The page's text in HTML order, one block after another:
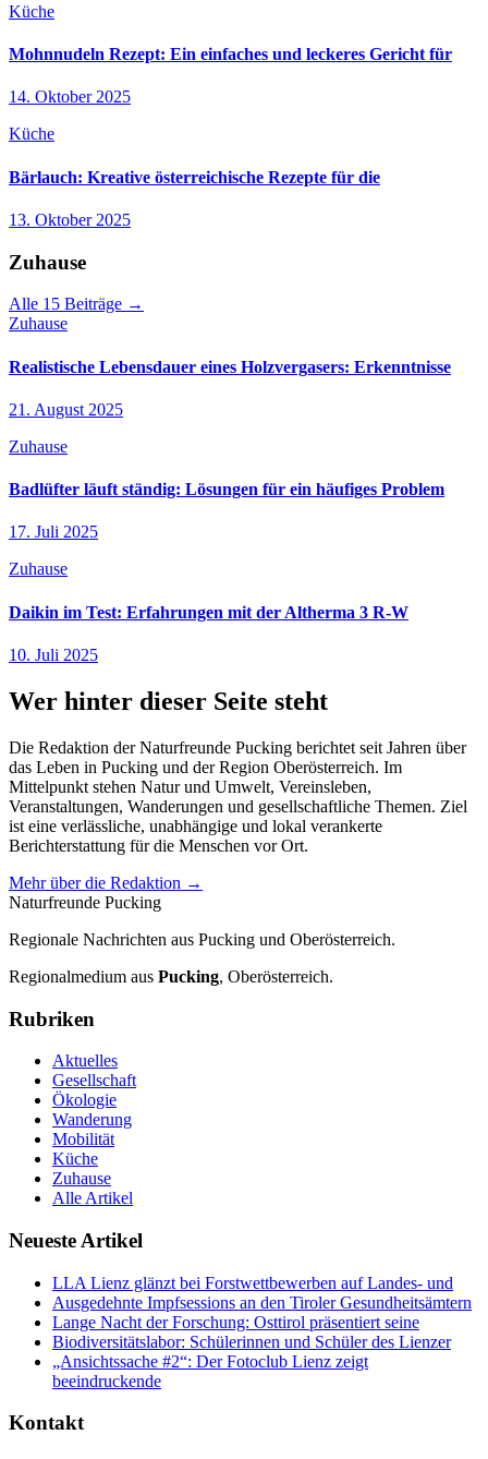
Küche
Mohnnudeln Rezept: Ein einfaches und leckeres Gericht für
14. Oktober 2025
Küche
Bärlauch: Kreative österreichische Rezepte für die
13. Oktober 2025
Zuhause
Alle 15 Beiträge →
Zuhause
Realistische Lebensdauer eines Holzvergasers: Erkenntnisse
21. August 2025
Zuhause
Badlüfter läuft ständig: Lösungen für ein häufiges Problem
17. Juli 2025
Zuhause
Daikin im Test: Erfahrungen mit der Altherma 3 R-W
10. Juli 2025
Wer hinter dieser Seite steht
Die Redaktion der Naturfreunde Pucking berichtet seit Jahren über
das Leben in Pucking und der Region Oberösterreich. Im
Mittelpunkt stehen Natur und Umwelt, Vereinsleben,
Veranstaltungen, Wanderungen und gesellschaftliche Themen. Ziel
ist eine verlässliche, unabhängige und lokal verankerte
Berichterstattung für die Menschen vor Ort.
Mehr über die Redaktion →
Naturfreunde Pucking
Regionale Nachrichten aus Pucking und Oberösterreich.
Regionalmedium aus Pucking, Oberösterreich.
Rubriken
Aktuelles
Gesellschaft
Ökologie
Wanderung
Mobilität
Küche
Zuhause
Alle Artikel
Neueste Artikel
LLA Lienz glänzt bei Forstwettbewerben auf Landes- und
Ausgedehnte Impfsessions an den Tiroler Gesundheitsämtern
Lange Nacht der Forschung: Osttirol präsentiert seine
Biodiversitätslabor: Schülerinnen und Schüler des Lienzer
„Ansichtssache #2“: Der Fotoclub Lienz zeigt
beeindruckende
Kontakt